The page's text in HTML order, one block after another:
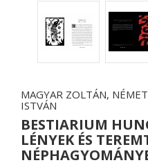
MAGYAR ZOLTÁN,
ISTVÁN
BESTIARIUM
LÉNYEK ÉS